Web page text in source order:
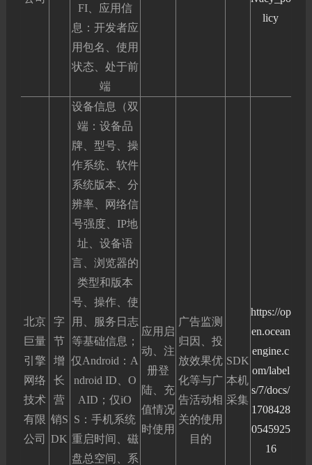
FI、应用信
息：开发者应
用包名、使用
状态、处于前
端
licy
北京
巨量
引擎
网络
技术
有限
公司
字
节
增
长
营
销S
DK
设备信息（双
端：设备品
牌、型号、操
作系统、软件
系统版本、分
辨率、网络信
号强度、IP地
址、设备语
言、浏览器的
类型和版本
号、操作、使
用、服务日志
等基础信息；
仅Android：A
ndroid ID、O
AID；仅iO
S：手机系统
重启时间、磁
盘总空间、系
应用启
动、注
册登
陆、充
值情况
时使用
广告监测
归因、投
放效果优
化等与广
告活动相
关的使用
目的
SDK
本机
采集
https://op
en.ocean
engine.c
om/label
s/7/docs/
1708428
0545925
16